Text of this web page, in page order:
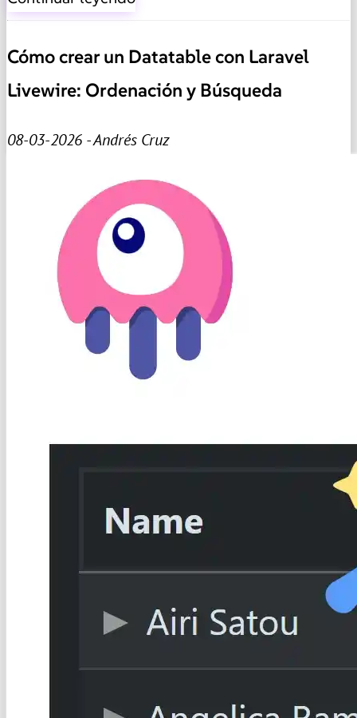
Cómo crear un Datatable con Laravel
Livewire: Ordenación y Búsqueda
08-03-2026 - Andrés Cruz